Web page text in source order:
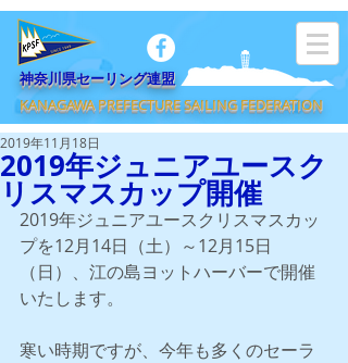
​神奈川県セーリング連盟
KANAGAWA PREFECTURE SAILING FEDERATION
2019年ジュニアユースク
リスマスカップ開催
2019年11月18日
2019年ジュニアユースクリスマスカッ
プを12月14日（土）～12月15日
（日）、江の島ヨットハーバーで開催
いたします。
寒い時期ですが、今年も多くのセーラ